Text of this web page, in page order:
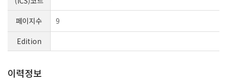
페이지수
9
Edition
이력정보